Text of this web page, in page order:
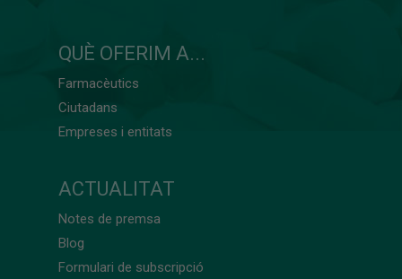
QUÈ OFERIM A...
Farmacèutics
Ciutadans
Empreses i entitats
ACTUALITAT
Notes de premsa
Blog
Formulari de subscripció